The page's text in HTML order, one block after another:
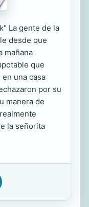
La gente de la
desde que
mañana
que
una casa
por su
manera de
la señorita